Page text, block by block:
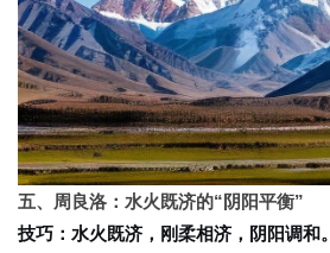
五、周良洛：水火既济的“阴阳平衡”
技巧：水火既济，刚柔相济，阴阳调和。